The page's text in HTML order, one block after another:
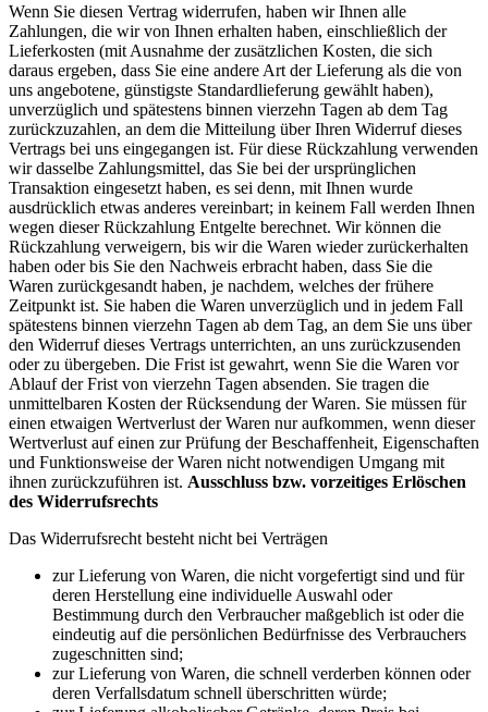
Wenn Sie diesen Vertrag widerrufen, haben wir Ihnen alle
Zahlungen, die wir von Ihnen erhalten haben, einschließlich der
Lieferkosten (mit Ausnahme der zusätzlichen Kosten, die sich
daraus ergeben, dass Sie eine andere Art der Lieferung als die von
uns angebotene, günstigste Standardlieferung gewählt haben),
unverzüglich und spätestens binnen vierzehn Tagen ab dem Tag
zurückzuzahlen, an dem die Mitteilung über Ihren Widerruf dieses
Vertrags bei uns eingegangen ist. Für diese Rückzahlung verwenden
wir dasselbe Zahlungsmittel, das Sie bei der ursprünglichen
Transaktion eingesetzt haben, es sei denn, mit Ihnen wurde
ausdrücklich etwas anderes vereinbart; in keinem Fall werden Ihnen
wegen dieser Rückzahlung Entgelte berechnet. Wir können die
Rückzahlung verweigern, bis wir die Waren wieder zurückerhalten
haben oder bis Sie den Nachweis erbracht haben, dass Sie die
Waren zurückgesandt haben, je nachdem, welches der frühere
Zeitpunkt ist. Sie haben die Waren unverzüglich und in jedem Fall
spätestens binnen vierzehn Tagen ab dem Tag, an dem Sie uns über
den Widerruf dieses Vertrags unterrichten, an uns zurückzusenden
oder zu übergeben. Die Frist ist gewahrt, wenn Sie die Waren vor
Ablauf der Frist von vierzehn Tagen absenden. Sie tragen die
unmittelbaren Kosten der Rücksendung der Waren. Sie müssen für
einen etwaigen Wertverlust der Waren nur aufkommen, wenn dieser
Wertverlust auf einen zur Prüfung der Beschaffenheit, Eigenschaften
und Funktionsweise der Waren nicht notwendigen Umgang mit
ihnen zurückzuführen ist. Ausschluss bzw. vorzeitiges Erlöschen
des Widerrufsrechts
Das Widerrufsrecht besteht nicht bei Verträgen
zur Lieferung von Waren, die nicht vorgefertigt sind und für
deren Herstellung eine individuelle Auswahl oder
Bestimmung durch den Verbraucher maßgeblich ist oder die
eindeutig auf die persönlichen Bedürfnisse des Verbrauchers
zugeschnitten sind;
zur Lieferung von Waren, die schnell verderben können oder
deren Verfallsdatum schnell überschritten würde;